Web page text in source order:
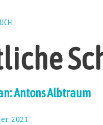
Antons Albtraum
2021